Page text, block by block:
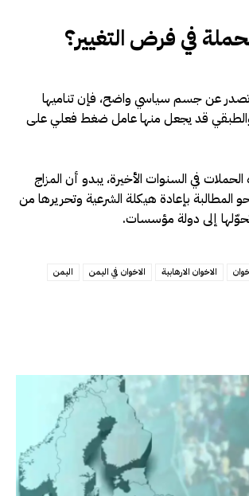
في فرض التغيير؟
عن جسم سياسي واضح، فإن تناميها
والطبقي قد يجعل منها عامل ضغط فعلي على
في السنوات الأخيرة، يبدو أن المزاج
المطالبة بإعادة هيكلة الشرعية وتحريرها من
إلى دولة مؤسسات.
الاخوان الارهابية الاخوان في اليمن اليمن